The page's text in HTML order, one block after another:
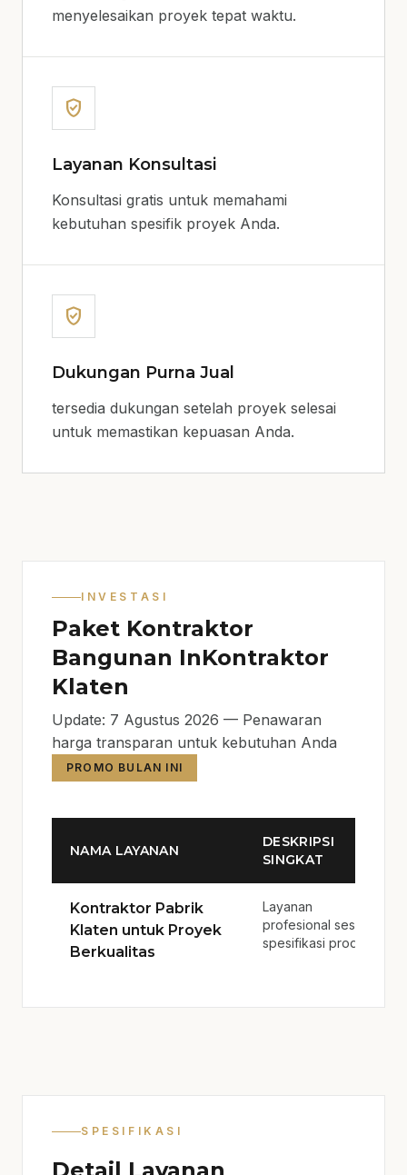
menyelesaikan proyek tepat waktu.
verified_user
Layanan Konsultasi
Konsultasi gratis untuk memahami
kebutuhan spesifik proyek Anda.
verified_user
Dukungan Purna Jual
tersedia dukungan setelah proyek selesai
untuk memastikan kepuasan Anda.
INVESTASI
Paket Kontraktor
Bangunan InKontraktor
Klaten
Update: 7 Agustus 2026 — Penawaran
harga transparan untuk kebutuhan Anda
PROMO BULAN INI
NAMA LAYANAN
DESKRIPSI
SINGKAT
Kontraktor Pabrik
Klaten untuk Proyek
Berkualitas
Layanan
profesional sesuai
spesifikasi produk.
SPESIFIKASI